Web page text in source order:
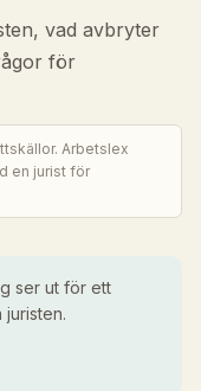
vad avbryter
för
Arbetslex
en jurist för
ser ut för ett